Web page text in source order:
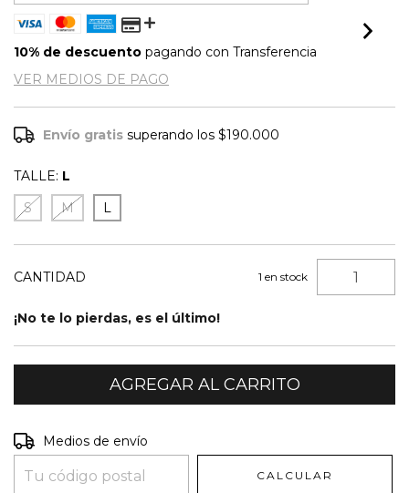
10% de descuento pagando con Transferencia
VER MEDIOS DE PAGO
Envío gratis superando los$190.000
TALLE: L
S
M L
CANTIDAD 1 en stock
¡No te lo pierdas, es el último!
Entregas para el CP:
Medios de envío
CALCULAR